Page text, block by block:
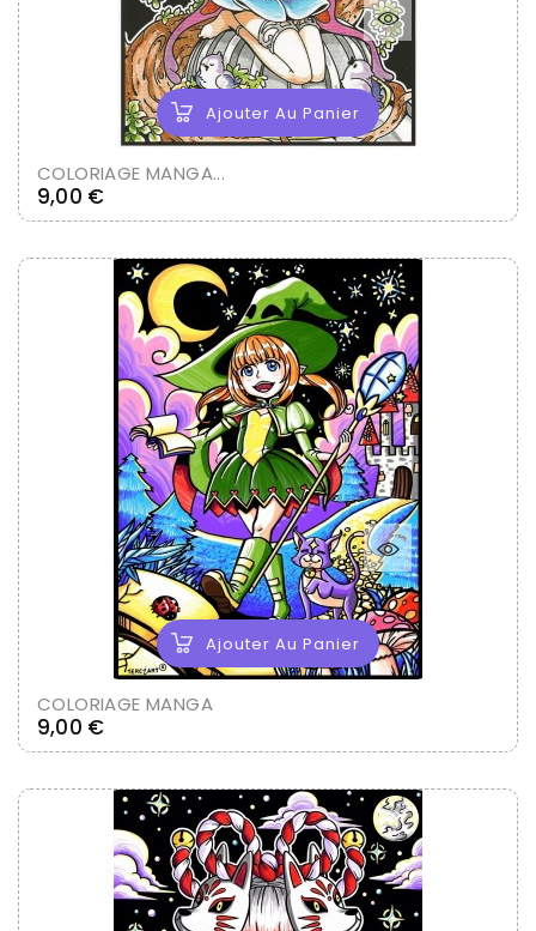
Ajouter Au Panier
COLORIAGE MANGA...
9,00 €Prix
Ajouter Au Panier
COLORIAGE MANGA
9,00 €Prix